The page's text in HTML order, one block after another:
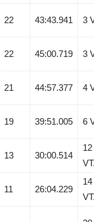
22 43:43.941 3
22 45:00.719 3
21 44:57.377 4
19 39:51.005 6
13 30:00.514
12
11 26:04.229
14